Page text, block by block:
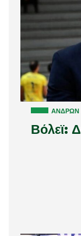
ΑΝΔΡΏΝ
Βόλεϊ: